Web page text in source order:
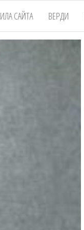
САЙТА ВЕРДИ